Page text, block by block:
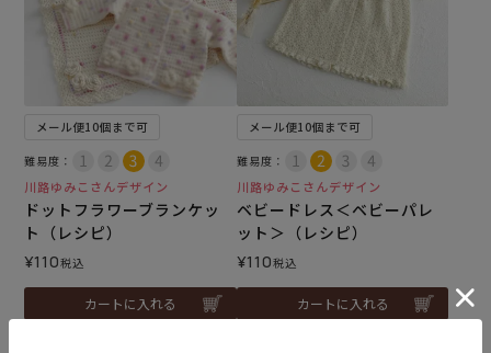
メール便10個まで可
難易度：
川路ゆみこさんデザイン
ドットフラワーブランケッ
ト（レシピ）
¥110税込
カートに入れる
メール便10個まで可
難易度：
川路ゆみこさんデザイン
ベビードレス＜ベビーパレ
ット＞（レシピ）
¥110税込
カートに入れる